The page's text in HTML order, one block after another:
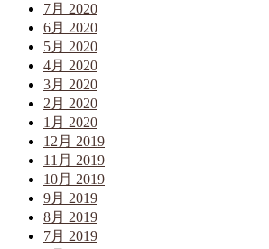
7月 2020
6月 2020
5月 2020
4月 2020
3月 2020
2月 2020
1月 2020
12月 2019
11月 2019
10月 2019
9月 2019
8月 2019
7月 2019